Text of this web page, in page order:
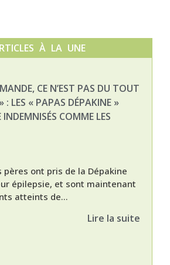
À LA UNE
CE N’EST PAS DU TOUT
: LES « PAPAS DÉPAKINE »
INDEMNISÉS COMME LES
pères ont pris de la Dépakine
épilepsie, et sont maintenant
atteints de...
Lire la suite